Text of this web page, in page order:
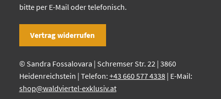
bitte per E-Mail oder telefonisch.
Vertrag widerrufen
© Sandra Fossalovara | Schremser Str. 22 | 3860
Heidenreichstein | Telefon: +43 660 577 4338| E-Mail:
shop@waldviertel-exklusiv.at